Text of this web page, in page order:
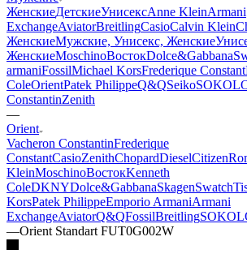
ЖенскиеДетскиеУнисексAnne KleinArmani
ExchangeAviatorBreitlingCasioCalvin Klein
ЖенскиеМужские, Унисекс, Женские
ЖенскиеMoschinoВостокDolce&Gabbana
armaniFossilMichael KorsFrederique Constant
ColeOrientPatek PhilippeQ&QSeiko
ConstantinZenith
—
Orient
Vacheron ConstantinFrederique
ConstantCasioZenithChopardDieselCitizen
KleinMoschinoВостокKenneth
ColeDKNYDolce&GabbanaSkagenSwatch
KorsPatek PhilippeEmporio ArmaniArmani
ExchangeAviatorQ&QFossilBreitling
—Orient Standart FUT0G002W